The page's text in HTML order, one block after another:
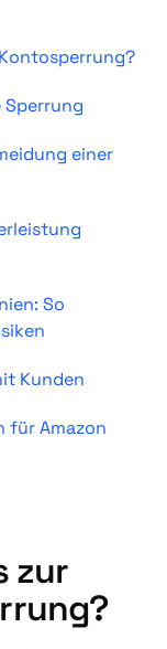
einer
So
Kunden
für Amazon
zur